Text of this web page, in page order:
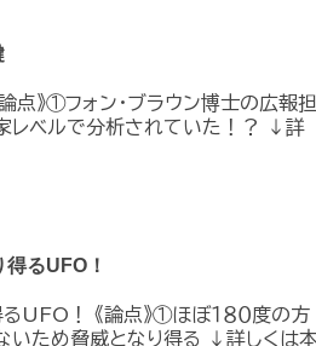
点》①フォン・ブラウン博士の広報担
ベルで分析されていた！？ ↓詳
るUFO！
UFO！ 《論点》①ほぼ１８０度の方
いため脅威となり得る ↓詳しくは